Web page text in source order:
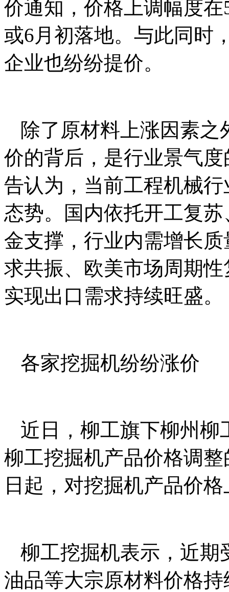
价通知，价格上调幅度
或6月初落地。与此同时
企业也纷纷提价。
除了原材料上涨因素
价的背后，是行业景气
告认为，当前工程机械
态势。国内依托开工复
金支撑，行业内需增长
求共振、欧美市场周期
实现出口需求持续旺盛。
各家挖掘机纷纷涨价
近日，柳工旗下柳州柳
柳工挖掘机产品价格调
日起，对挖掘机产品价
柳工挖掘机表示，近期
油品等大宗原材料价格